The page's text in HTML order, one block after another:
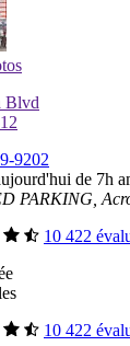
Blvd
9202
de 7h
PARKING,
10 422
10 422